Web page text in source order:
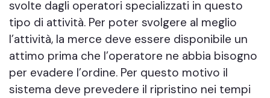
svolte dagli operatori specializzati in questo
tipo di attività. Per poter svolgere al meglio
l’attività, la merce deve essere disponibile un
attimo prima che l’operatore ne abbia bisogno
per evadere l’ordine. Per questo motivo il
sistema deve prevedere il ripristino nei tempi